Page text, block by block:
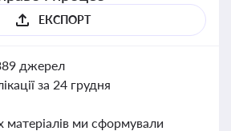
ЕКСПОРТ
джерел
за 24 грудня
матеріалів ми сформували